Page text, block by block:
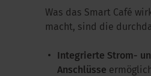
Was das Smart Café
macht, sind die
Integrierte Strom-
Anschlüsse